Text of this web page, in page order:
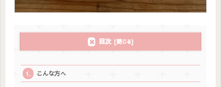
目次
こんな方へ